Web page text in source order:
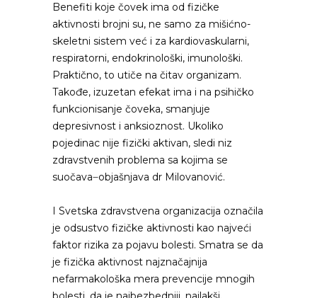
Benefiti koje čovek ima od fizičke
aktivnosti brojni su, ne samo za mišićno-
skeletni sistem već i za kardiovaskularni,
respiratorni, endokrinološki, imunološki.
Praktično, to utiče na čitav organizam.
Takođe, izuzetan efekat ima i na psihičko
funkcionisanje čoveka, smanjuje
depresivnost i anksioznost. Ukoliko
pojedinac nije fizički aktivan, sledi niz
zdravstvenih problema sa kojima se
suočava ̶ objašnjava dr Milovanović.
I Svetska zdravstvena organizacija označila
je odsustvo fizičke aktivnosti kao najveći
faktor rizika za pojavu bolesti. Smatra se da
je fizička aktivnost najznačajnija
nefarmakološka mera prevencije mnogih